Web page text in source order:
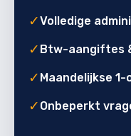
✓Volledige
✓ Btw-aangiftes
✓ Maandelijkse
✓ Onbeperkt